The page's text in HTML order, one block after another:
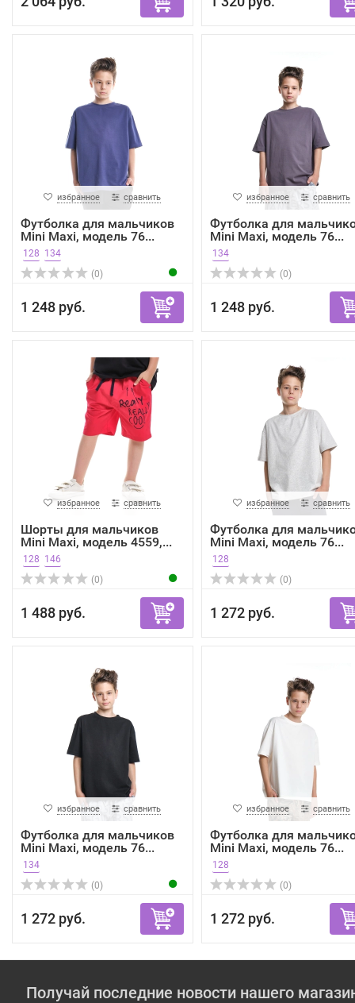
избранное сравнить
Футболка для мальчиков
Mini Maxi, модель 76...
128 134
(0)
1 248 руб.
избранное сравнить
Футболка для
Mini Maxi, модель 76...
134
(0)
1 248 руб.
избранное сравнить
Шорты для мальчиков
Mini Maxi, модель 4559,...
128 146
(0)
1 488 руб.
избранное сравнить
Футболка для
Mini Maxi, модель 76...
128
(0)
1 272 руб.
избранное сравнить
Футболка для мальчиков
Mini Maxi, модель 76...
134
(0)
1 272 руб.
избранное сравнить
Футболка для
Mini Maxi, модель 76...
128
(0)
1 272 руб.
Получай последние новости нашего